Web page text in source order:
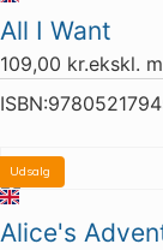
All I Want
109,00 kr.ekskl.
ISBN:
Udsalg
1 stk. tilbage
Alice's